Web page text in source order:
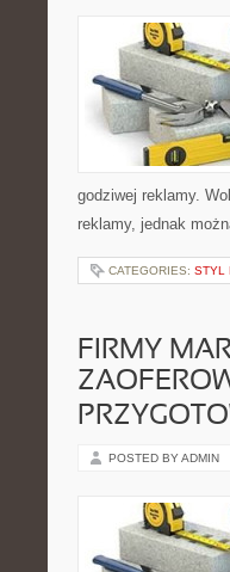
godziwej reklamy.
reklamy, jednak
CATEGORIES: STYL
FIRMY
POSTED BY ADMIN